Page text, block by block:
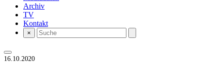
Archiv
TV
Kontakt
×
16.10.2020